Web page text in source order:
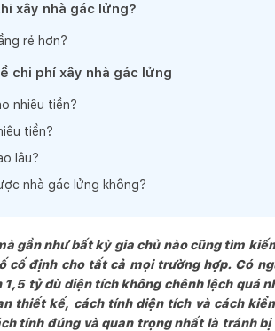
xây nhà gác lửng?
rẻ hơn?
chi phí xây nhà gác lửng
nhiêu tiền?
tiền?
lâu?
nhà gác lửng không?
gần như bất kỳ gia chủ nào cũng tìm
cố định cho tất cả mọi trường hợp. Có
tỷ dù diện tích không chênh lệch quá
thiết kế, cách tính diện tích và cách
tính đúng và quan trọng nhất là tránh